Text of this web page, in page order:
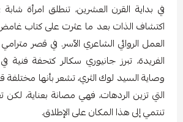
في بداية القرن العشرين، تنطلق امرأة شابة
اكتشاف الذات بعد ما عثرت على كتاب
العمل الروائي الشاعري الآسر. في قصر مترامي
الفريدة، تبرز جانيوري سكالر كتحفة فنية في
وصاية السيد لوك الثري، تشعر بأنها مختلفة
التي تزين الردهات، فهي مصانة بعناية، لكن
تنتمي إلى هذا المكان على الإطلاق.